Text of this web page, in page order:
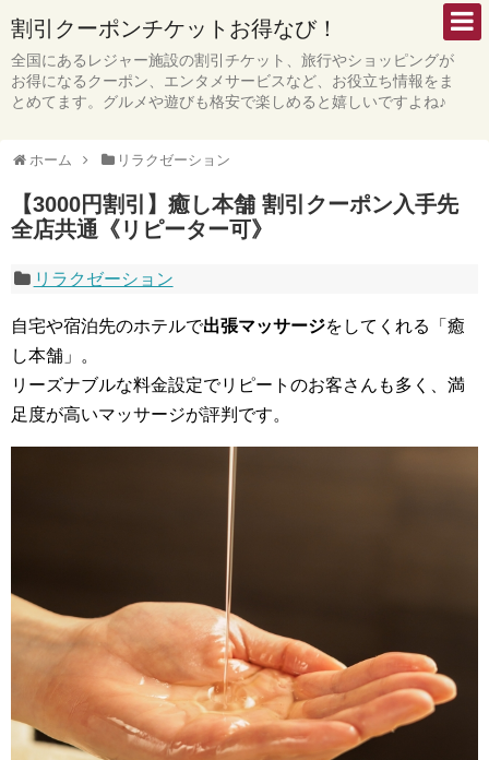
割引クーポンチケットお得なび！
全国にあるレジャー施設の割引チケット、旅行やショッピングが
お得になるクーポン、エンタメサービスなど、お役立ち情報をま
とめてます。グルメや遊びも格安で楽しめると嬉しいですよね♪
ホーム リラクゼーション
【3000円割引】癒し本舗 割引クーポン入手先
全店共通《リピーター可》
リラクゼーション
自宅や宿泊先のホテルで出張マッサージをしてくれる「癒
し本舗」。
リーズナブルな料金設定でリピートのお客さんも多く、満
足度が高いマッサージが評判です。